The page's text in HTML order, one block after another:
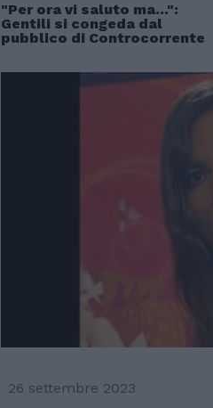
"Per ora vi saluto ma...":
Gentili si congeda dal
pubblico di Controcorrente
26 settembre 2023